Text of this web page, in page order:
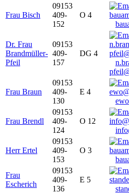
Frau Bisch
09153
409-
152
O 4
Dr. Frau
Brandmüller-
Pfeil
09153
409-
157
DG 4
Frau Braun
09153
409-
130
E 4
Frau Brendl
09153
409-
124
O 12
Herr Ertel
09153
409-
153
O 3
Frau
Escherich
09153
409-
136
E 5